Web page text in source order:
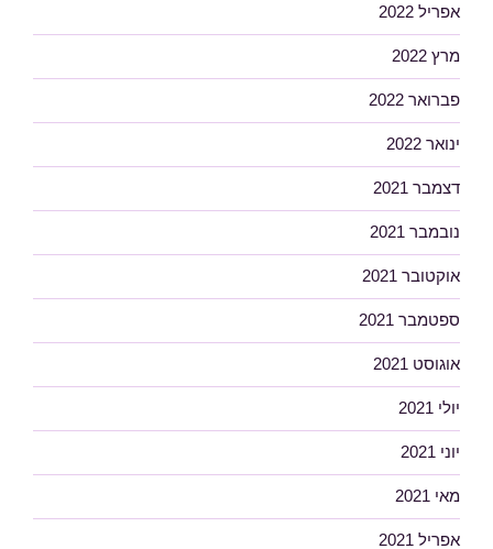
אפריל 2022
מרץ 2022
פברואר 2022
ינואר 2022
דצמבר 2021
נובמבר 2021
אוקטובר 2021
ספטמבר 2021
אוגוסט 2021
יולי 2021
יוני 2021
מאי 2021
אפריל 2021